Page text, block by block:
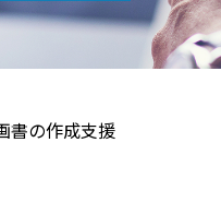
書の作成支援